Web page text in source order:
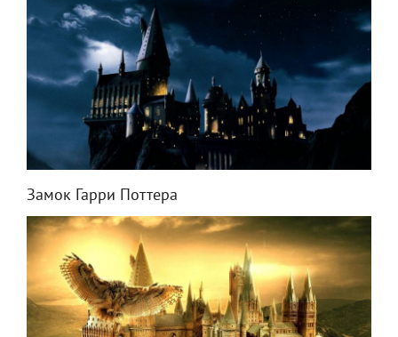
Замок Гарри Поттера